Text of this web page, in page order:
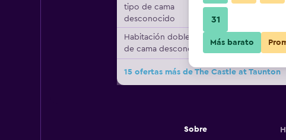
tipo de cama
desconocido
Habitación doble, tipo
de cama desconocido
15 ofertas más de The Castle at Taunton
Sobre
31
Más barato